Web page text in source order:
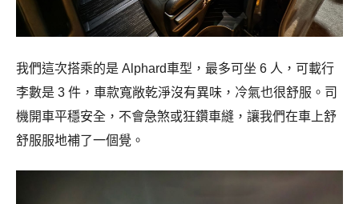
我們這次搭乘的是 Alphard車型，最多可坐 6 人，可載⾏
李數是 3 件，車款寬敞乾淨沒有異味，冷氣也很舒服。司
機開車平穩安全，不會急煞或狂鑽車縫，讓我們在車上舒
舒服服地補了一個覺。